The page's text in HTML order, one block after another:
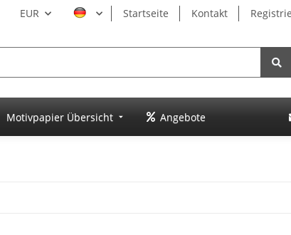
EUR Startseite Kontakt
Motivpapier Übersicht Angebote